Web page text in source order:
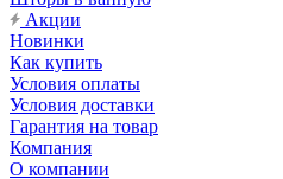
Акции
Новинки
Как купить
Условия оплаты
Условия доставки
Гарантия на товар
Компания
О компании